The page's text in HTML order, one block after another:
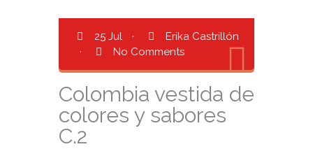
25 Jul ·
Erika Castrillón
·
No Comments
Colombia vestida de
colores y sabores
C.2